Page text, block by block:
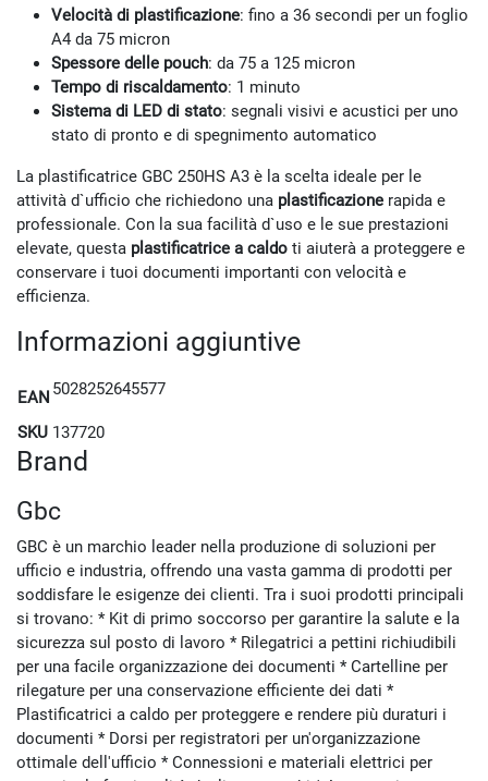
Velocità di plastificazione: fino a 36 secondi per un foglio
A4 da 75 micron
Spessore delle pouch: da 75 a 125 micron
Tempo di riscaldamento: 1 minuto
Sistema di LED di stato: segnali visivi e acustici per uno
stato di pronto e di spegnimento automatico
La plastificatrice GBC 250HS A3 è la scelta ideale per le
attività d`ufficio che richiedono una plastificazione rapida e
professionale. Con la sua facilità d`uso e le sue prestazioni
elevate, questa plastificatrice a caldo ti aiuterà a proteggere e
conservare i tuoi documenti importanti con velocità e
efficienza.
Informazioni aggiuntive
EAN 5028252645577
SKU 137720
Brand
Gbc
GBC è un marchio leader nella produzione di soluzioni per
ufficio e industria, offrendo una vasta gamma di prodotti per
soddisfare le esigenze dei clienti. Tra i suoi prodotti principali
si trovano: * Kit di primo soccorso per garantire la salute e la
sicurezza sul posto di lavoro * Rilegatrici a pettini richiudibili
per una facile organizzazione dei documenti * Cartelline per
rilegature per una conservazione efficiente dei dati *
Plastificatrici a caldo per proteggere e rendere più duraturi i
documenti * Dorsi per registratori per un'organizzazione
ottimale dell'ufficio * Connessioni e materiali elettrici per